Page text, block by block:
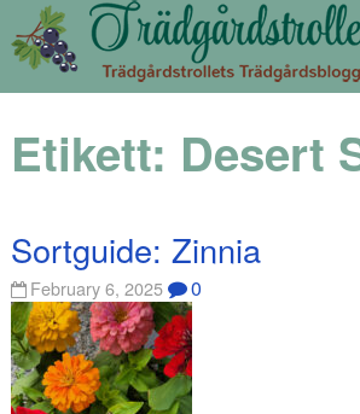
Etikett: Desert
Sortguide: Zinnia
February 6, 2025 0